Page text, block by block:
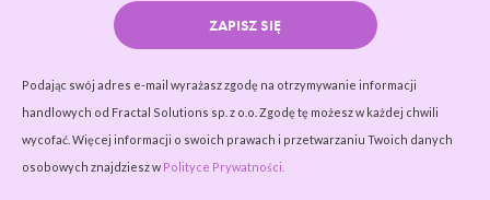
ZAPISZ SIĘ
Podając swój adres e-mail wyrażasz zgodę na otrzymywanie informacji
handlowych od Fractal Solutions sp. z o.o. Zgodę tę możesz w każdej chwili
wycofać. Więcej informacji o swoich prawach i przetwarzaniu Twoich danych
osobowych znajdziesz w Polityce Prywatności.